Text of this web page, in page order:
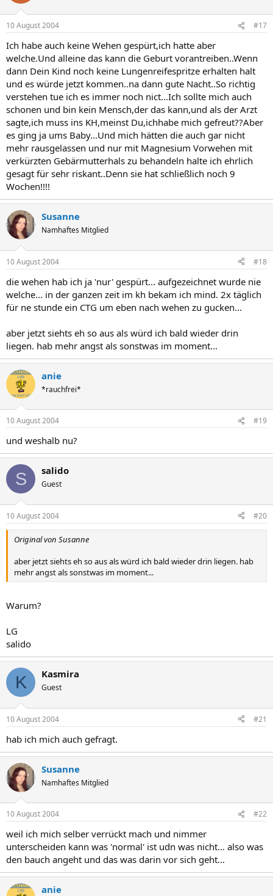
10 August 2004 #17
Ich habe auch keine Wehen gespürt,ich hatte aber
welche.Und alleine das kann die Geburt vorantreiben..Wenn
dann Dein Kind noch keine Lungenreifespritze erhalten halt
und es würde jetzt kommen..na dann gute Nacht..So richtig
verstehen tue ich es immer noch nict...Ich sollte mich auch
schonen und bin kein Mensch,der das kann,und als der Arzt
sagte,ich muss ins KH,meinst Du,ichhabe mich gefreut??Aber
es ging ja ums Baby...Und mich hätten die auch gar nicht
mehr rausgelassen und nur mit Magnesium Vorwehen mit
verkürzten Gebärmutterhals zu behandeln halte ich ehrlich
gesagt für sehr riskant..Denn sie hat schließlich noch 9
Wochen!!!!
Susanne
Namhaftes Mitglied
10 August 2004 #18
die wehen hab ich ja 'nur' gespürt... aufgezeichnet wurde nie
welche... in der ganzen zeit im kh bekam ich mind. 2x täglich
für ne stunde ein CTG um eben nach wehen zu gucken...
aber jetzt siehts eh so aus als würd ich bald wieder drin
liegen. hab mehr angst als sonstwas im moment...
anie
*rauchfrei*
10 August 2004 #19
und weshalb nu?
S salido
Guest
10 August 2004 #20
Original von Susanne
aber jetzt siehts eh so aus als würd ich bald wieder drin liegen. hab
mehr angst als sonstwas im moment...
Warum?
LG
salido
K Kasmira
Guest
10 August 2004 #21
hab ich mich auch gefragt.
Susanne
Namhaftes Mitglied
10 August 2004 #22
weil ich mich selber verrückt mach und nimmer
unterscheiden kann was 'normal' ist udn was nicht... also was
den bauch angeht und das was darin vor sich geht...
anie